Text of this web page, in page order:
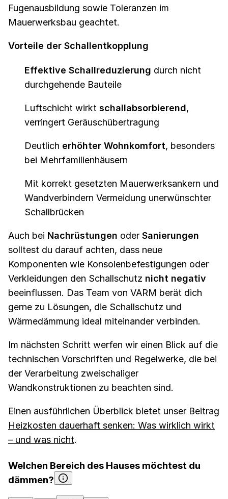
Fugenausbildung sowie Toleranzen im
Mauerwerksbau geachtet.
Vorteile der Schallentkopplung
Effektive Schallreduzierung durch nicht
durchgehende Bauteile
Luftschicht wirkt schallabsorbierend,
verringert Geräuschübertragung
Deutlich erhöhter Wohnkomfort, besonders
bei Mehrfamilienhäusern
Mit korrekt gesetzten Mauerwerksankern und
Wandverbindern Vermeidung unerwünschter
Schallbrücken
Auch bei Nachrüstungen oder Sanierungen
solltest du darauf achten, dass neue
Komponenten wie Konsolenbefestigungen oder
Verkleidungen den Schallschutz nicht negativ
beeinflussen. Das Team von VARM berät dich
gerne zu Lösungen, die Schallschutz und
Wärmedämmung ideal miteinander verbinden.
Im nächsten Schritt werfen wir einen Blick auf die
technischen Vorschriften und Regelwerke, die bei
der Verarbeitung zweischaliger
Wandkonstruktionen zu beachten sind.
Einen ausführlichen Überblick bietet unser Beitrag
Heizkosten dauerhaft senken: Was wirklich wirkt
– und was nicht.
Welchen Bereich des Hauses möchtest du
dämmen?